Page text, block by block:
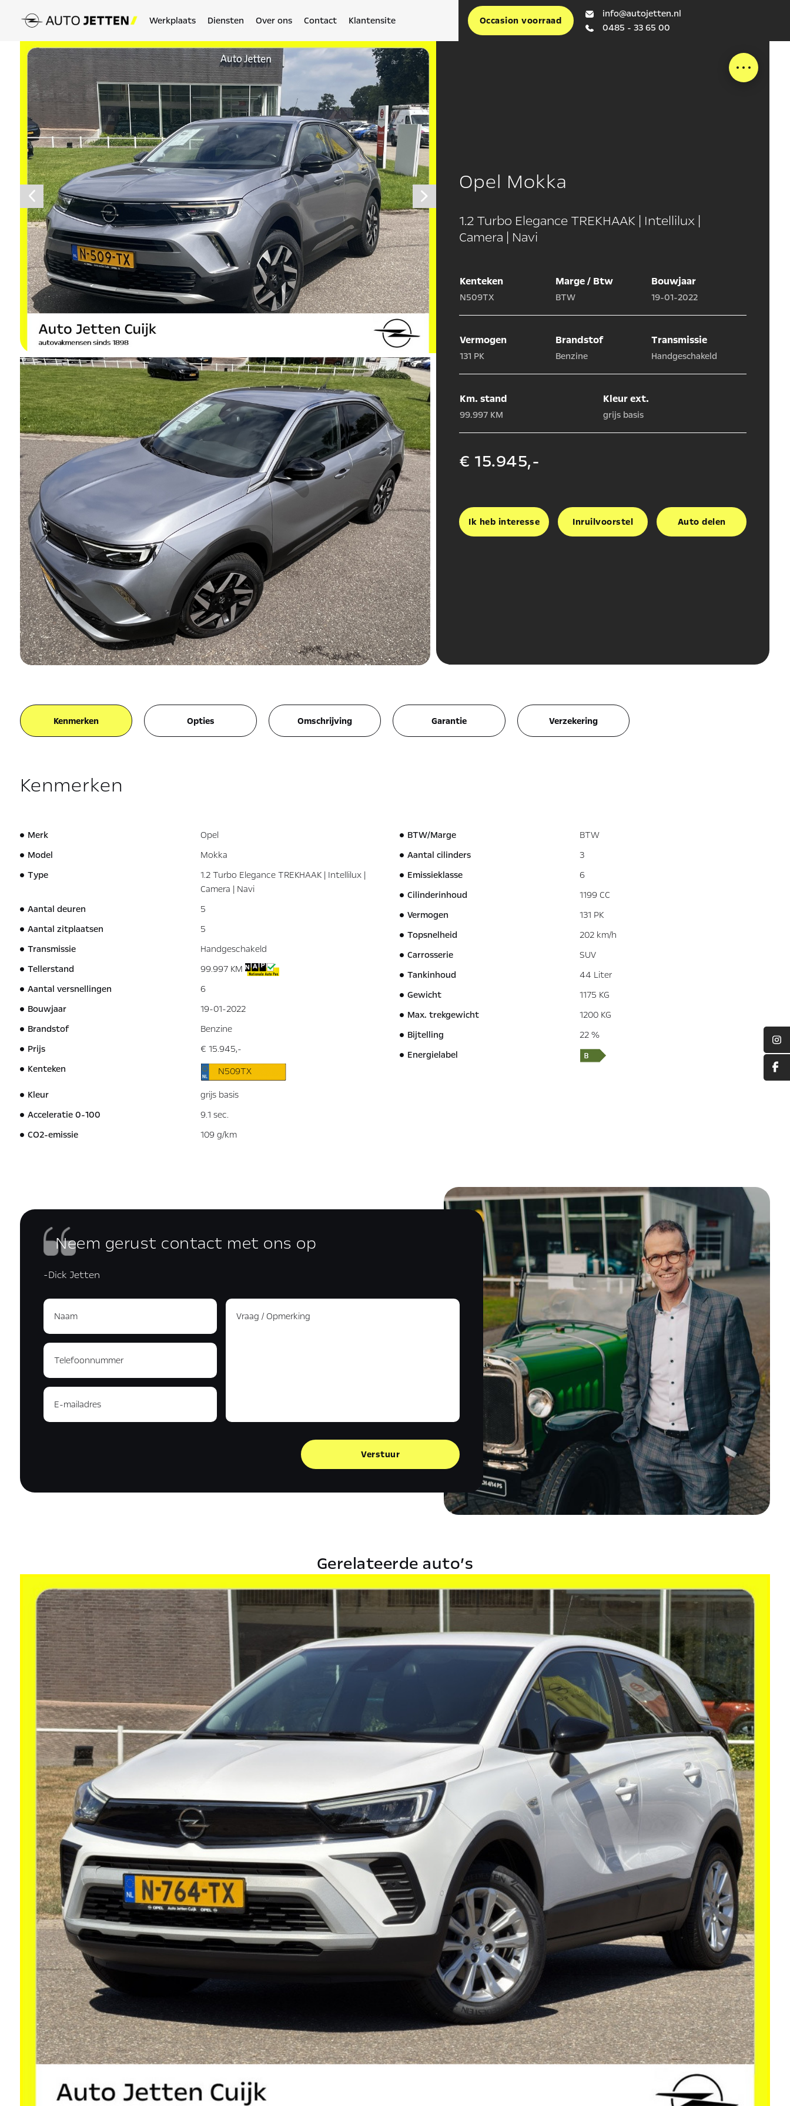
Werkplaats Diensten Over ons Contact Klantensite Occasion voorraad
info@autojetten.nl
0485 - 33 65 00
Opel Mokka
1.2 Turbo Elegance TREKHAAK | Intellilux |
Camera | Navi
Kenteken
N509TX
Marge / Btw
BTW
Bouwjaar
19-01-2022
Vermogen
131 PK
Brandstof
Benzine
Transmissie
Handgeschakeld
Km. stand
99.997 KM
Kleur ext.
grijs basis
€ 15.945,-
Ik heb interesse Inruilvoorstel Auto delen
Kenmerken Opties Omschrijving Garantie Verzekering
Kenmerken
Merk
Opel
Model
Mokka
Type
1.2 Turbo Elegance TREKHAAK | Intellilux |
Camera | Navi
Aantal deuren
5
Aantal zitplaatsen
5
Transmissie
Handgeschakeld
Tellerstand
99.997 KM
Aantal versnellingen
6
Bouwjaar
19-01-2022
Brandstof
Benzine
Prijs
€ 15.945,-
Kenteken
N509TX
Kleur
grijs basis
Acceleratie 0-100
9.1 sec.
CO2-emissie
109 g/km
BTW/Marge
BTW
Aantal cilinders
3
Emissieklasse
6
Cilinderinhoud
1199 CC
Vermogen
131 PK
Topsnelheid
202 km/h
Carrosserie
SUV
Tankinhoud
44 Liter
Gewicht
1175 KG
Max. trekgewicht
1200 KG
Bijtelling
22 %
Energielabel
Neem gerust contact met ons op
-Dick Jetten
Verstuur
Gerelateerde auto’s